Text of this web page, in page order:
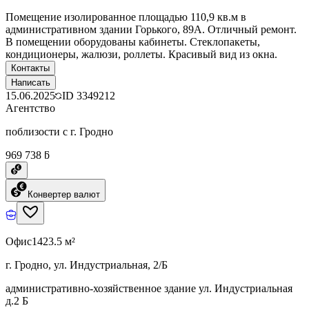
Помещение изолированное площадью 110,9 кв.м в
административном здании Горького, 89А. Отличный ремонт.
В помещении оборудованы кабинеты. Стеклопакеты,
кондиционеры, жалюзи, роллеты. Красивый вид из окна.
Контакты
Написать
15.06.2025 ID 3349212
Агентство
поблизости с г. Гродно
969 738 ƃ
Конвертер валют
Офис1423.5 м²
г. Гродно, ул. Индустриальная, 2/Б
административно-хозяйственное здание ул. Индустриальная
д.2 Б